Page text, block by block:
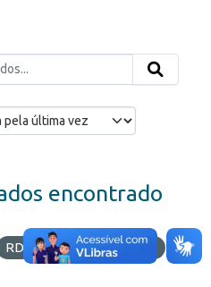
encontrado
RDE ROF
IED